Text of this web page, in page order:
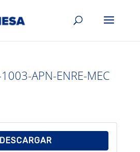
APN-ENRE-MEC
DESCARGAR